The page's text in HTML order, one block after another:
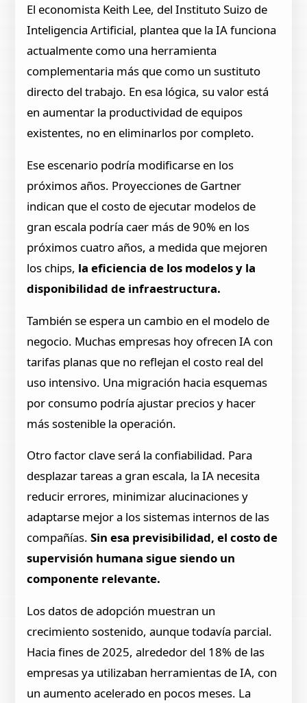
El economista Keith Lee, del Instituto Suizo de
Inteligencia Artificial, plantea que la IA funciona
actualmente como una herramienta
complementaria más que como un sustituto
directo del trabajo. En esa lógica, su valor está
en aumentar la productividad de equipos
existentes, no en eliminarlos por completo.
Ese escenario podría modificarse en los
próximos años. Proyecciones de Gartner
indican que el costo de ejecutar modelos de
gran escala podría caer más de 90% en los
próximos cuatro años, a medida que mejoren
los chips, la eficiencia de los modelos y la
disponibilidad de infraestructura.
También se espera un cambio en el modelo de
negocio. Muchas empresas hoy ofrecen IA con
tarifas planas que no reflejan el costo real del
uso intensivo. Una migración hacia esquemas
por consumo podría ajustar precios y hacer
más sostenible la operación.
Otro factor clave será la confiabilidad. Para
desplazar tareas a gran escala, la IA necesita
reducir errores, minimizar alucinaciones y
adaptarse mejor a los sistemas internos de las
compañías.Sin esa previsibilidad, el costo de
supervisión humana sigue siendo un
componente relevante.
Los datos de adopción muestran un
crecimiento sostenido, aunque todavía parcial.
Hacia fines de 2025, alrededor del 18% de las
empresas ya utilizaban herramientas de IA, con
un aumento acelerado en pocos meses. La